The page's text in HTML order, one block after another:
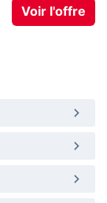
Voir l'offre